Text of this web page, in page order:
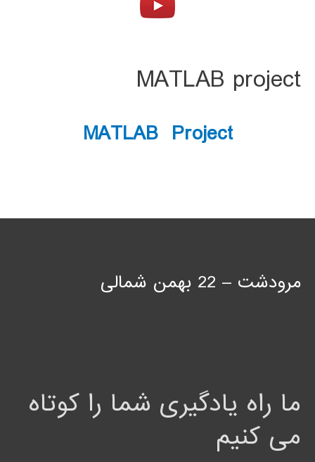
MATLAB project
MATLAB Project
مرودشت – 22 بهمن شمالی
ما راه یادگیری شما را کوتاه
می کنیم